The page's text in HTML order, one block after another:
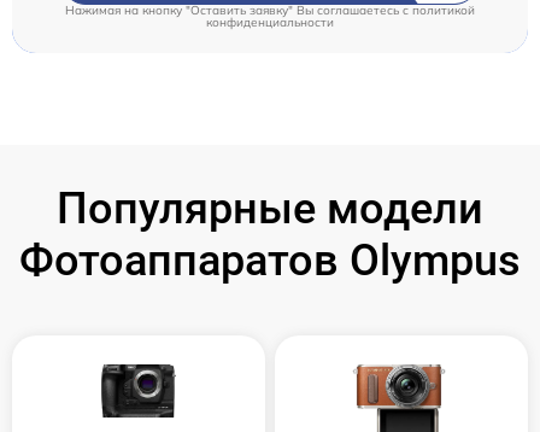
Нажимая на кнопку "Оставить заявку" Вы соглашаетесь cполитикой
конфиденциальности
Популярные модели
Фотоаппаратов Olympus